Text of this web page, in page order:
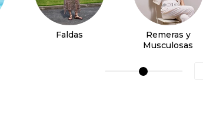
Faldas
Remeras y
Musculosas